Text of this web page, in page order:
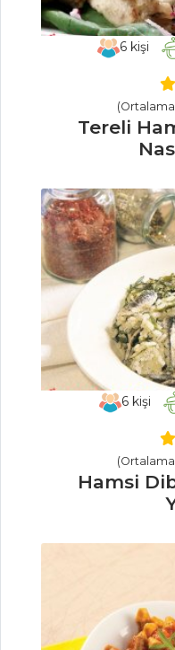
Dondurmalı
Şelale Pasta Tarifi,
Hindistan Cevizli
ve Çikolatalı Mini
Kekler Tarifi, Nasıl
Pasta ve Tatlılar
Tüm Tarifleri
MASTERCHEF
Tavuklu Şiş
Mantı Tarifi, Nasıl
Yapılır?
Kuru Meyveli
Pirpirim Aşı
Tarifi, Nasıl Yapılır?
PILAV VE
MAKARNA
6 kişi
(Ortalama
Tereli
6kişi
(Ortalama
Hamsi